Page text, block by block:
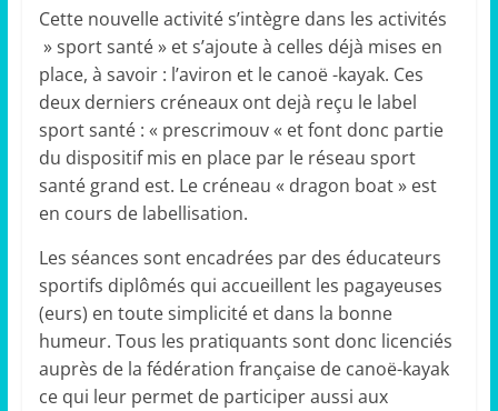
Cette nouvelle activité s’intègre dans les activités
» sport santé » et s’ajoute à celles déjà mises en
place, à savoir : l’aviron et le canoë -kayak. Ces
deux derniers créneaux ont dejà reçu le label
sport santé : « prescrimouv « et font donc partie
du dispositif mis en place par le réseau sport
santé grand est. Le créneau « dragon boat » est
en cours de labellisation.
Les séances sont encadrées par des éducateurs
sportifs diplômés qui accueillent les pagayeuses
(eurs) en toute simplicité et dans la bonne
humeur. Tous les pratiquants sont donc licenciés
auprès de la fédération française de canoë-kayak
ce qui leur permet de participer aussi aux